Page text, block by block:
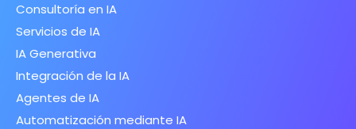
Consultoría en IA
Servicios de IA
IA Generativa
Integración de la IA
Agentes de IA
Automatización mediante IA